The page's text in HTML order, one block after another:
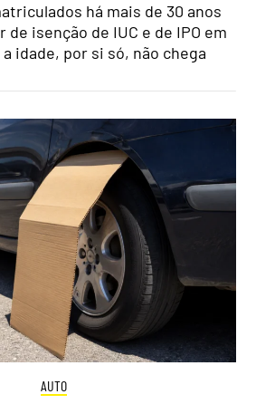
há mais de 30 anos
isenção de IUC e de IPO em
idade, por si só, não chega
AUTO